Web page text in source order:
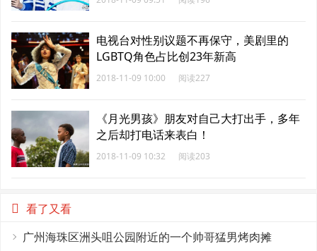
电视台对性别议题不再保守，美剧里的
LGBTQ角色占比创23年新高
2018-11-09 10:00 阅读227
《月光男孩》朋友对自己大打出手，多年
之后却打电话来表白！
2018-11-09 10:32 阅读203
看了又看
广州海珠区洲头咀公园附近的一个帅哥猛男烤肉摊